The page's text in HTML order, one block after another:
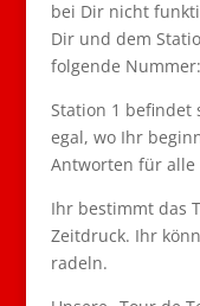
bei Dir nicht
Dir und dem
folgende
Station 1 befindet
egal, wo Ihr
Antworten für alle
Ihr bestimmt das
Zeitdruck. Ihr
radeln.